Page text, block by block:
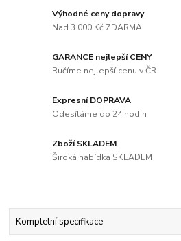
Výhodné ceny dopravy
Nad 3.000 Kč ZDARMA
GARANCE nejlepší CENY
Ručíme nejlepší cenu v ČR
Expresní DOPRAVA
Odesíláme do 24 hodin
Zboží SKLADEM
Široká nabídka SKLADEM
Kompletní specifikace